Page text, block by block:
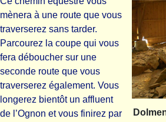
mènera à une route que vous
traverserez sans tarder.
Parcourez la coupe qui vous
fera déboucher sur une
seconde route que vous
traverserez également. Vous
longerez bientôt un affluent
de l’Ognon et vous finirez par